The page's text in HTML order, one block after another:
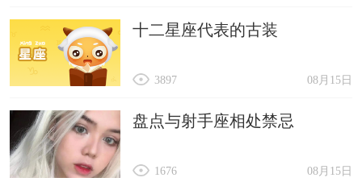
十二星座代表的古装
08月15日
3897
盘点与射手座相处禁忌
08月15日
1676